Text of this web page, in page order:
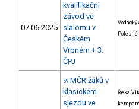
07.06.2025
kvalifikační
závod ve
slalomu v
Českém
Vrbném + 3.
ČPJ
Polesné
59 MČR žáků v
klasickém
sjezdu ve
Řeka